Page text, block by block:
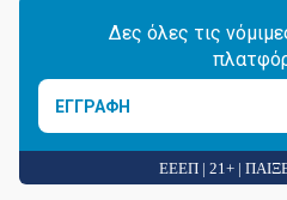
Δες όλες τις
ΕΓΓΡΑΦΗ
ΕΕΕΠ | 21+ |